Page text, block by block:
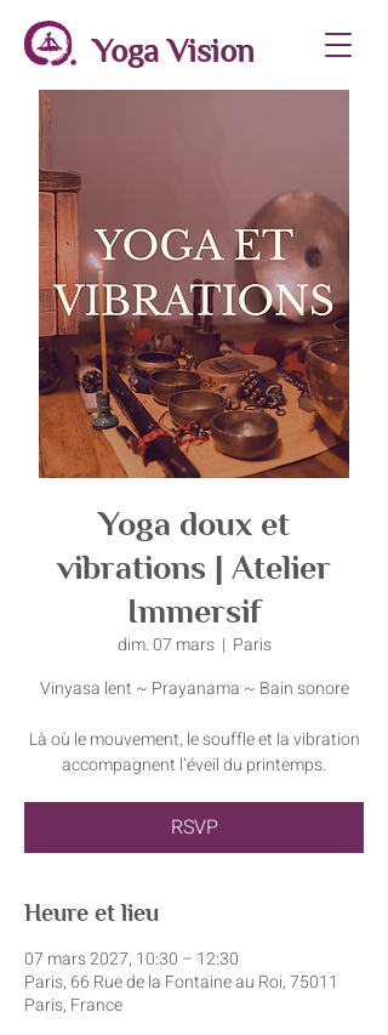
Yoga Vision
Yoga doux et
vibrations | Atelier
Immersif
dim. 07 mars
  |
Paris
Vinyasa lent ~ Prayanama ~ Bain sonore
Là où le mouvement, le souffle et la vibration
accompagnent l’éveil du printemps.
RSVP
Heure et lieu
07 mars 2027, 10:30 – 12:30
Paris, 66 Rue de la Fontaine au Roi, 75011
Paris, France